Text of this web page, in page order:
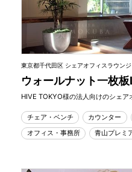
東京都千代田区 シェアオフィスラウンジ
ウォールナット一枚
HIVE TOKYO様の法人向けのシェア
チェア・ベンチ カウンター
オフィス・事務所
青山プレミ